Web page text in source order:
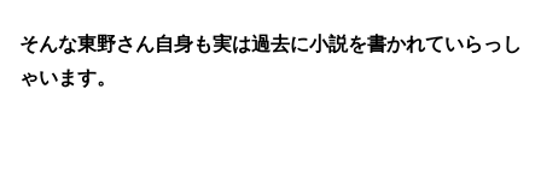
そんな東野さん自身も実は過去に小説を書かれていらっし
ゃいます。